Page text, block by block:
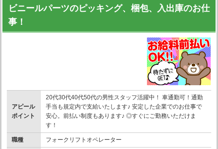
ビニールパーツのピッキング、梱包、入出庫のお仕
事！
アピール
ポイント
20代30代40代50代の男性スタッフ活躍中！ 車通勤可！通勤
手当も規定内で支給いたします♪ 安定した企業でのお仕事で
安心。前払い制度もあります♪ ◎すぐにご勤務いただけま
す！
職種 フォークリフトオペレーター